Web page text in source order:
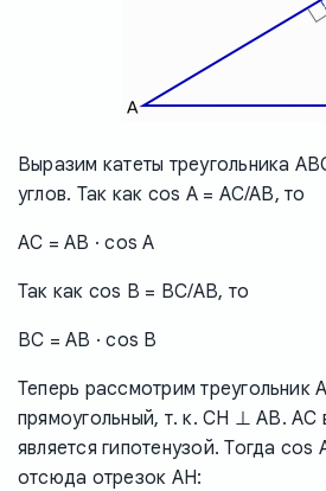
Выразим катеты треугольника
углов. Так как cos A = AC/AB, то
AC = AB · cos A
Так как cos B = BC/AB, то
BC = AB · cos B
Теперь рассмотрим треугольник
прямоугольный, т. к. CH ⊥ AB. АС
является гипотенузой. Тогда cos
отсюда отрезок AH: